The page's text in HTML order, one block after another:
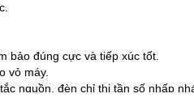
bảo đúng cực và tiếp xúc tốt.
vỏ máy.
nguồn, đèn chỉ thị tần số nhấp